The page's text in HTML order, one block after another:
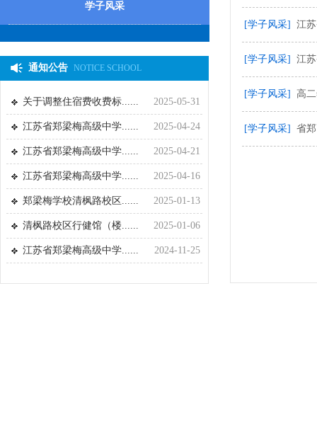
[学子风采] 江
[学子风采] 江
[学子风采] 高
[学子风采] 省
学子风采
关于调整住宿费收费标...... 2025-05-31
江苏省郑梁梅高级中学...... 2025-04-24
江苏省郑梁梅高级中学...... 2025-04-21
江苏省郑梁梅高级中学...... 2025-04-16
郑梁梅学校清枫路校区...... 2025-01-13
清枫路校区行健馆（楼...... 2025-01-06
江苏省郑梁梅高级中学...... 2024-11-25
通知公告 NOTICE SCHOOL